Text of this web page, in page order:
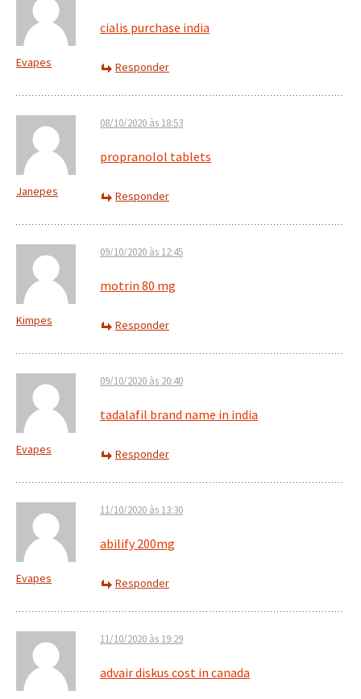
Evapes
cialis purchase india
Responder
Janepes
08/10/2020 às 18:53
propranolol tablets
Responder
Kimpes
09/10/2020 às 12:45
motrin 80 mg
Responder
Evapes
09/10/2020 às 20:40
tadalafil brand name in india
Responder
Evapes
11/10/2020 às 13:30
abilify 200mg
Responder
11/10/2020 às 19:29
advair diskus cost in canada